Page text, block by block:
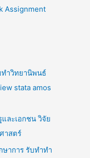
Assignment
ทำวิทยานิพนธ์
stata amos
ละเอกชน วิจัย
าสตร์
าการ รับทำทำ